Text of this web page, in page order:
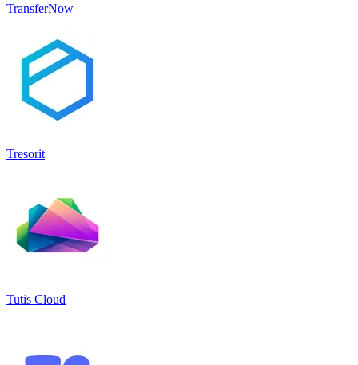
TransferNow
Tresorit
Tutis Cloud